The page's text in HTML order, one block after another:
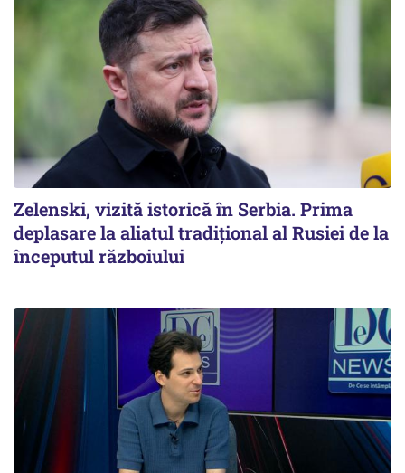
Zelenski, vizită istorică în Serbia. Prima
deplasare la aliatul tradițional al Rusiei de la
începutul războiului